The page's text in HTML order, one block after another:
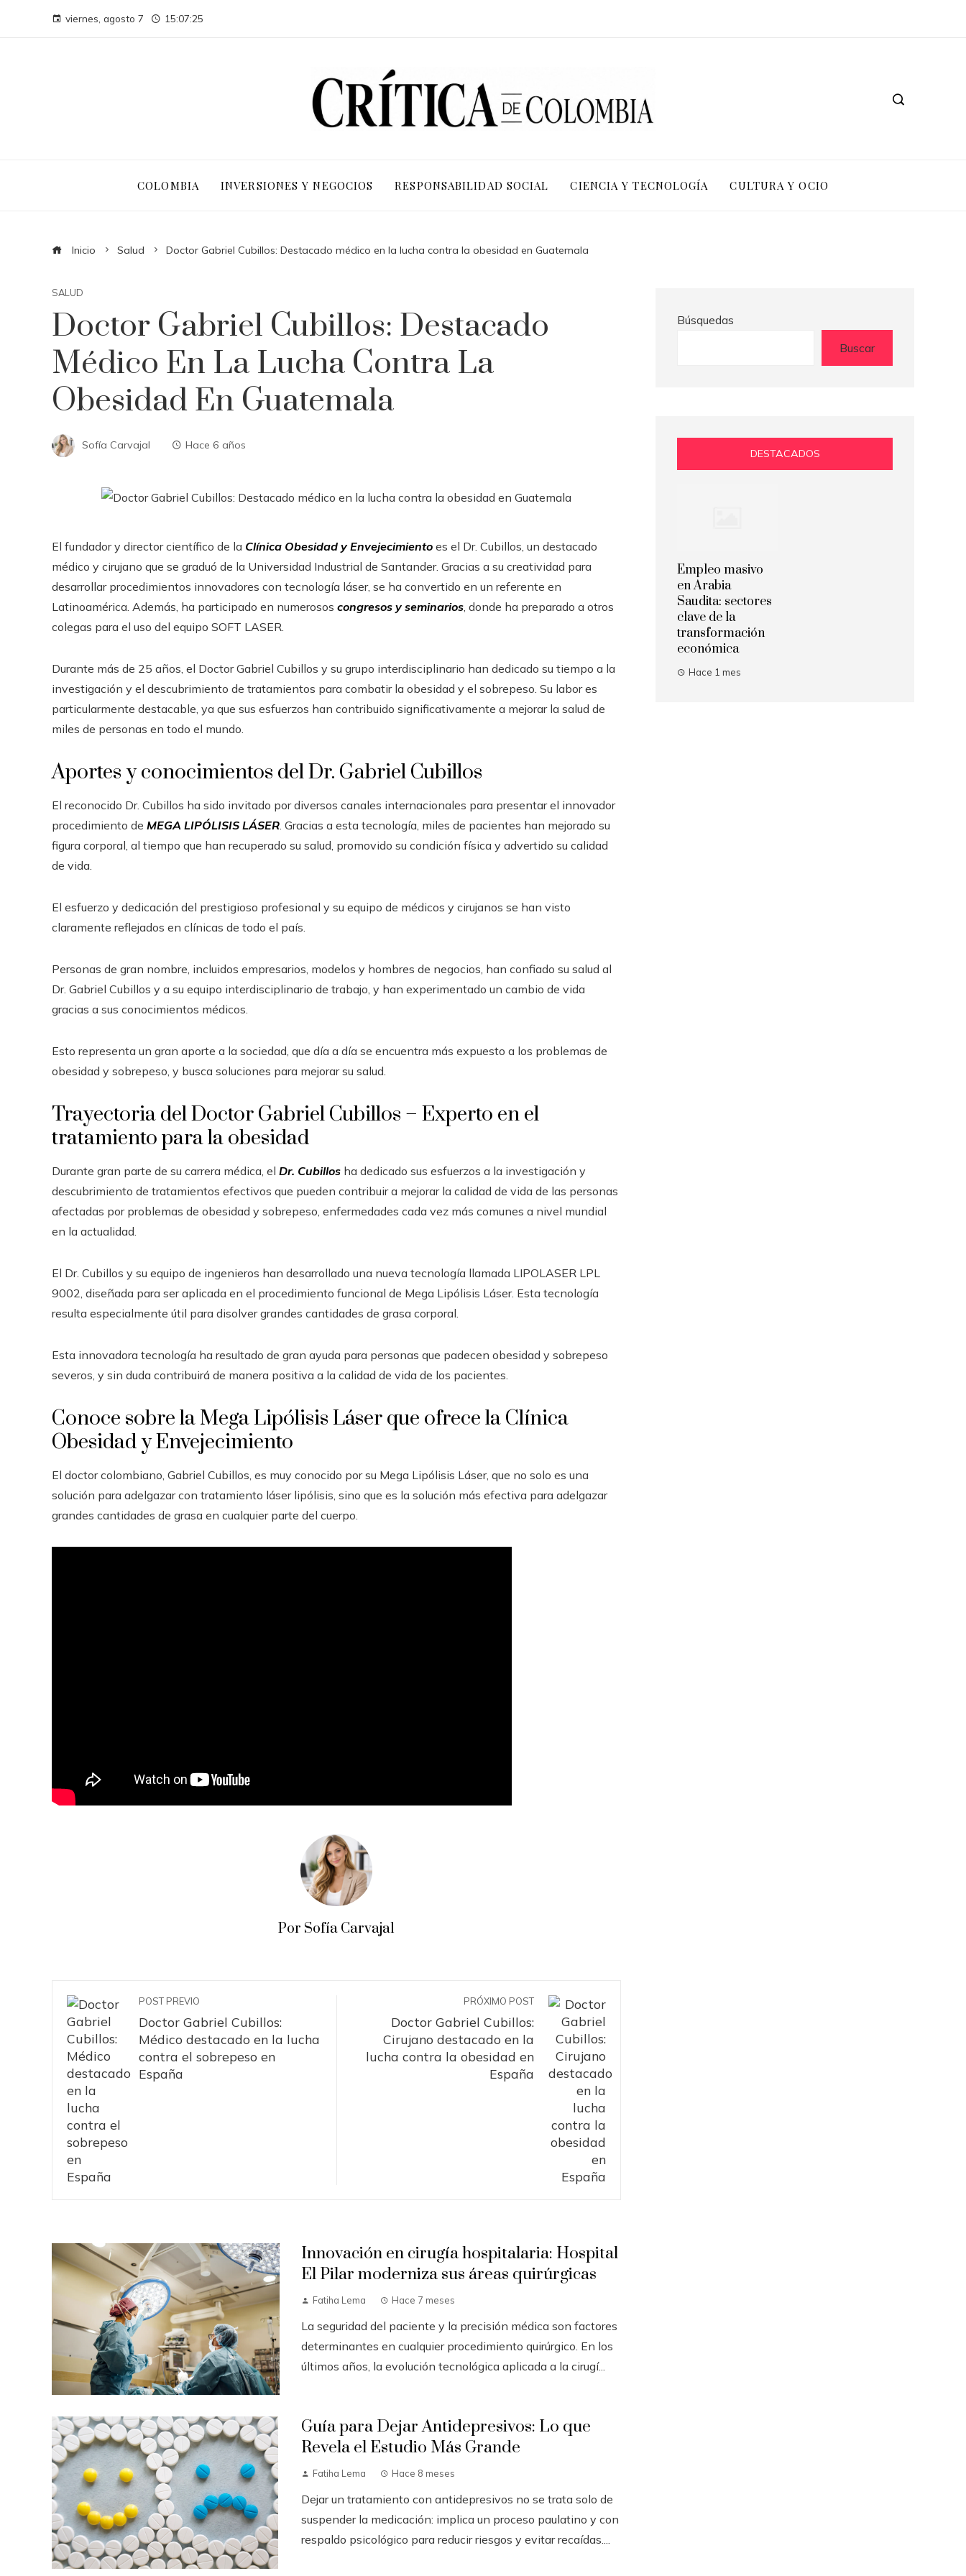
viernes, agosto 7 15:07:26
COLOMBIA INVERSIONES Y NEGOCIOS RESPONSABILIDAD SOCIAL CIENCIA Y TECNOLOGÍA CULTURA Y OCIO
Inicio Salud Doctor Gabriel Cubillos: Destacado médico en la lucha contra la obesidad en Guatemala
SALUD
Doctor Gabriel Cubillos: Destacado
Médico En La Lucha Contra La
Obesidad En Guatemala
Sofía Carvajal Hace 6 años
El fundador y director científico de la Clínica Obesidad y Envejecimiento es el Dr. Cubillos, un destacado
médico y cirujano que se graduó de la Universidad Industrial de Santander. Gracias a su creatividad para
desarrollar procedimientos innovadores con tecnología láser, se ha convertido en un referente en
Latinoamérica. Además, ha participado en numerosos congresos y seminarios, donde ha preparado a otros
colegas para el uso del equipo SOFT LASER.
Durante más de 25 años, el Doctor Gabriel Cubillos y su grupo interdisciplinario han dedicado su tiempo a la
investigación y el descubrimiento de tratamientos para combatir la obesidad y el sobrepeso. Su labor es
particularmente destacable, ya que sus esfuerzos han contribuido significativamente a mejorar la salud de
miles de personas en todo el mundo.
Aportes y conocimientos del Dr. Gabriel Cubillos
El reconocido Dr. Cubillos ha sido invitado por diversos canales internacionales para presentar el innovador
procedimiento de MEGA LIPÓLISIS LÁSER. Gracias a esta tecnología, miles de pacientes han mejorado su
figura corporal, al tiempo que han recuperado su salud, promovido su condición física y advertido su calidad
de vida.
El esfuerzo y dedicación del prestigioso profesional y su equipo de médicos y cirujanos se han visto
claramente reflejados en clínicas de todo el país.
Personas de gran nombre, incluidos empresarios, modelos y hombres de negocios, han confiado su salud al
Dr. Gabriel Cubillos y a su equipo interdisciplinario de trabajo, y han experimentado un cambio de vida
gracias a sus conocimientos médicos.
Esto representa un gran aporte a la sociedad, que día a día se encuentra más expuesto a los problemas de
obesidad y sobrepeso, y busca soluciones para mejorar su salud.
Trayectoria del Doctor Gabriel Cubillos – Experto en el
tratamiento para la obesidad
Durante gran parte de su carrera médica, el Dr. Cubillos ha dedicado sus esfuerzos a la investigación y
descubrimiento de tratamientos efectivos que pueden contribuir a mejorar la calidad de vida de las personas
afectadas por problemas de obesidad y sobrepeso, enfermedades cada vez más comunes a nivel mundial
en la actualidad.
El Dr. Cubillos y su equipo de ingenieros han desarrollado una nueva tecnología llamada LIPOLASER LPL
9002, diseñada para ser aplicada en el procedimiento funcional de Mega Lipólisis Láser. Esta tecnología
resulta especialmente útil para disolver grandes cantidades de grasa corporal.
Esta innovadora tecnología ha resultado de gran ayuda para personas que padecen obesidad y sobrepeso
severos, y sin duda contribuirá de manera positiva a la calidad de vida de los pacientes.
Conoce sobre la Mega Lipólisis Láser que ofrece la Clínica
Obesidad y Envejecimiento
El doctor colombiano, Gabriel Cubillos, es muy conocido por su Mega Lipólisis Láser, que no solo es una
solución para adelgazar con tratamiento láser lipólisis, sino que es la solución más efectiva para adelgazar
grandes cantidades de grasa en cualquier parte del cuerpo.
Por Sofía Carvajal
POST PREVIO
Doctor Gabriel Cubillos:
Médico destacado en la lucha
contra el sobrepeso en
España
PRÓXIMO POST
Doctor Gabriel Cubillos:
Cirujano destacado en la
lucha contra la obesidad en
España
Innovación en cirugía hospitalaria: Hospital
El Pilar moderniza sus áreas quirúrgicas
Fatiha Lema Hace 7 meses
La seguridad del paciente y la precisión médica son factores
determinantes en cualquier procedimiento quirúrgico. En los
últimos años, la evolución tecnológica aplicada a la cirugí...
Guía para Dejar Antidepresivos: Lo que
Revela el Estudio Más Grande
Fatiha Lema Hace 8 meses
Dejar un tratamiento con antidepresivos no se trata solo de
suspender la medicación: implica un proceso paulatino y con
respaldo psicológico para reducir riesgos y evitar recaídas....
Búsquedas
Buscar
DESTACADOS
Empleo masivo
en Arabia
Saudita: sectores
clave de la
transformación
económica
Hace 1 mes